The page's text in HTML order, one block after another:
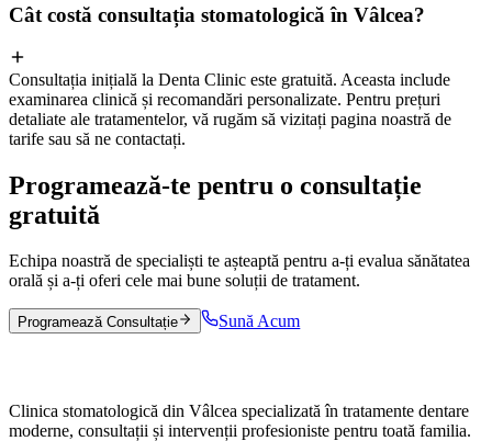
Cât costă consultația stomatologică în Vâlcea?
Consultația inițială la Denta Clinic este gratuită. Aceasta include
examinarea clinică și recomandări personalizate. Pentru prețuri
detaliate ale tratamentelor, vă rugăm să vizitați pagina noastră de
tarife sau să ne contactați.
Programează-te pentru o consultație
gratuită
Echipa noastră de specialiști te așteaptă pentru a-ți evalua sănătatea
orală și a-ți oferi cele mai bune soluții de tratament.
Programează Consultație Sună Acum
Clinica stomatologică din Vâlcea specializată în tratamente dentare
moderne, consultații și intervenții profesioniste pentru toată familia.